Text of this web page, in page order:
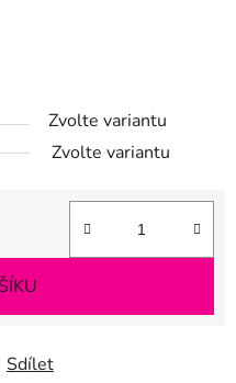
Zvolte variantu
Zvolte variantu
Sdílet